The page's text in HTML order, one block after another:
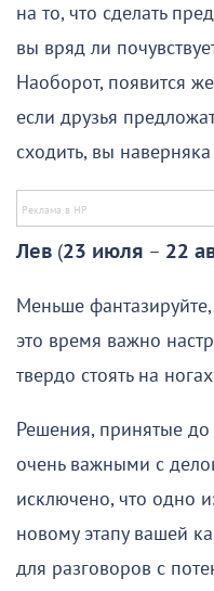
на то, что сделать
вы вряд ли
Наоборот, появится
если друзья
сходить, вы
Лев (23 июля – 22
Меньше
это время важно
твердо стоять на
Решения, принятые до
очень важными с
исключено, что одно
новому этапу вашей
для разговоров с